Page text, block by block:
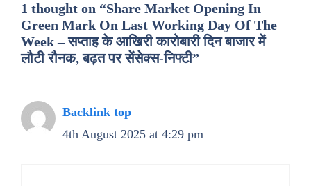
1 thought on “Share Market Opening In
Green Mark On Last Working Day Of The
Week – सप्ताह के आखिरी कारोबारी दिन बाजार में
लौटी रौनक, बढ़त पर सेंसेक्स-निफ्टी”
Backlink top
4th August 2025 at 4:29 pm